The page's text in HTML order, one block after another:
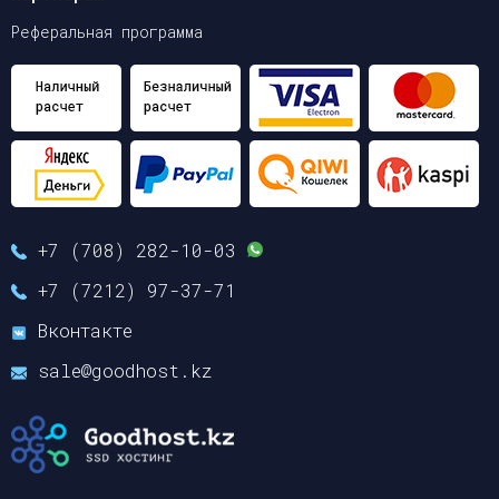
Реферальная программа
+7 (708) 282-10-03
+7 (7212) 97-37-71
Вконтакте
sale@goodhost.kz